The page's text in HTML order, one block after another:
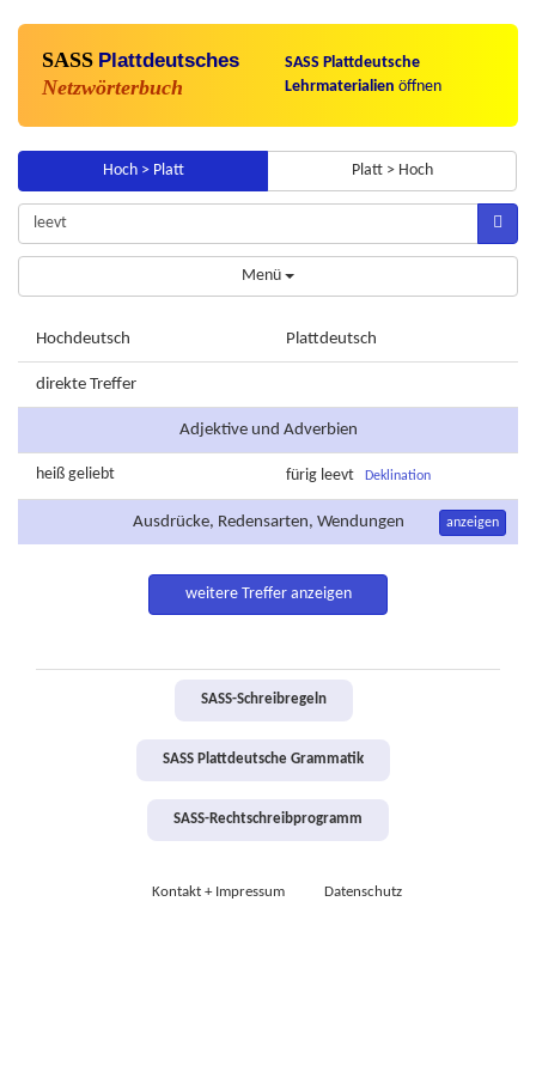
SASS Plattdeutsches
Netzwörterbuch
SASS Plattdeutsche
Lehrmaterialien öffnen
Hoch > Platt Platt > Hoch
Menü
Hochdeutsch Plattdeutsch
direkte Treffer
Adjektive und Adverbien
heiß geliebt fürig leevt Deklination
Ausdrücke, Redensarten, Wendungen anzeigen
weitere Treffer anzeigen
SASS-Schreibregeln
SASS Plattdeutsche Grammatik
SASS-Rechtschreibprogramm
Kontakt + Impressum Datenschutz